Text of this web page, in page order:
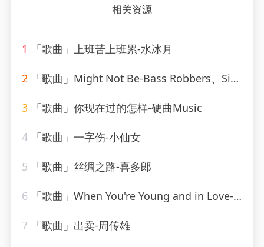
相关资源
1 「歌曲」上班苦上班累-水冰月
2 「歌曲」Might Not Be-Bass Robbers、Sick Individuals
3 「歌曲」你现在过的怎样-硬曲Music
4 「歌曲」一字伤-小仙女
5 「歌曲」丝绸之路-喜多郎
6 「歌曲」When You're Young and in Love-John Alford
7 「歌曲」出卖-周传雄